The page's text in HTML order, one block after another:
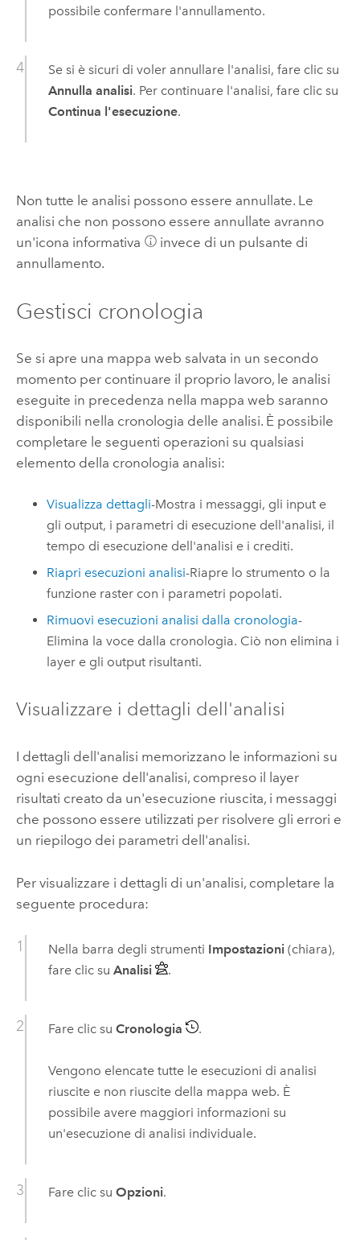
possibile confermare l'annullamento.
Se si è sicuri di voler annullare l'analisi, fare clic su
Annulla analisi. Per continuare l'analisi, fare clic su
Continua l'esecuzione.
Non tutte le analisi possono essere annullate. Le
analisi che non possono essere annullate avranno
un'icona informativa
invece di un pulsante di
annullamento.
Gestisci cronologia
Se si apre una mappa web salvata in un secondo
momento per continuare il proprio lavoro, le analisi
eseguite in precedenza nella mappa web saranno
disponibili nella cronologia delle analisi. È possibile
completare le seguenti operazioni su qualsiasi
elemento della cronologia analisi:
Visualizza dettagli-Mostra i messaggi, gli input e
gli output, i parametri di esecuzione dell'analisi, il
tempo di esecuzione dell'analisi e i crediti.
Riapri esecuzioni analisi-Riapre lo strumento o la
funzione raster con i parametri popolati.
Rimuovi esecuzioni analisi dalla cronologia-
Elimina la voce dalla cronologia. Ciò non elimina i
layer e gli output risultanti.
Visualizzare i dettagli dell'analisi
I dettagli dell'analisi memorizzano le informazioni su
ogni esecuzione dell'analisi, compreso il layer
risultati creato da un'esecuzione riuscita, i messaggi
che possono essere utilizzati per risolvere gli errori e
un riepilogo dei parametri dell'analisi.
Per visualizzare i dettagli di un'analisi, completare la
seguente procedura:
Nella barra degli strumenti Impostazioni(chiara),
fare clic su Analisi .
Fare clic su Cronologia .
Vengono elencate tutte le esecuzioni di analisi
riuscite e non riuscite della mappa web. È
possibile avere maggiori informazioni su
un'esecuzione di analisi individuale.
Fare clic su Opzioni.